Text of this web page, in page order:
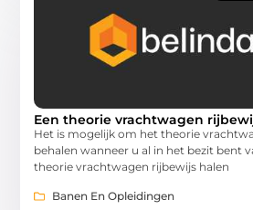
Een theorie vrachtwagen
Het is mogelijk om het theorie
behalen wanneer u al in het bezit bent
theorie vrachtwagen rijbewijs halen
Banen En Opleidingen